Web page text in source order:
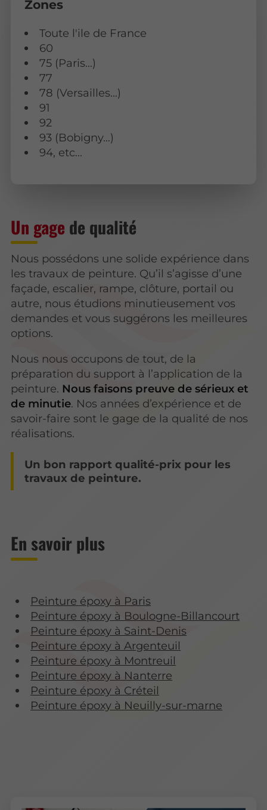
Zones
Toute l'ile de France
60
75 (Paris…)
77
78 (Versailles...)
91
92
93 (Bobigny…)
94, etc...
Un gage de qualité
Nous possédons une solide expérience dans
les travaux de peinture. Qu’il s’agisse d’une
façade, escalier, rampe, clôture, portail ou
autre, nous étudions minutieusement vos
demandes et vous suggérons les meilleures
options.
Nous nous occupons de tout, de la
préparation du support à l’application de la
peinture. Nous faisons preuve de sérieux et
de minutie. Nos années d’expérience et de
savoir-faire sont le gage de la qualité de nos
réalisations.
Un bon rapport qualité-prix pour les
travaux de peinture.
En savoir plus
Peinture époxy à Paris
Peinture époxy à Boulogne-Billancourt
Peinture époxy à Saint-Denis
Peinture époxy à Argenteuil
Peinture époxy à Montreuil
Peinture époxy à Nanterre
Peinture époxy à Créteil
Peinture époxy à Neuilly-sur-marne